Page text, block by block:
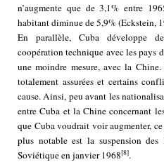
n’augmente que de 3,1% entre
habitant diminue de 5,9% (Eckstein,
En parallèle, Cuba développe
coopération technique avec les pays
une moindre mesure, avec la
totalement assurées et certains
cause. Ainsi, peu avant les
entre Cuba et la Chine concernant
que Cuba voudrait voir augmenter,
plus notable est la suspension
Soviétique en janvier 1968[8].